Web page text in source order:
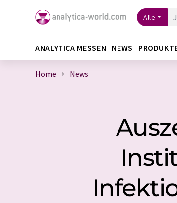
Alle
ANALYTICA MESSEN NEWS
Home News